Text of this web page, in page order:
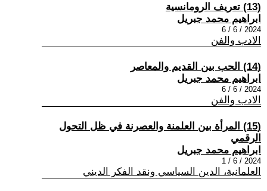
(13) تعريف الرومانسية
ابراهيم محمد جبريل
2024 / 6 / 6
الادب والفن
(14) الحب بين القديم والمعاصر
ابراهيم محمد جبريل
2024 / 6 / 6
الادب والفن
(15) المرأة بين العلمنة والعصرنة في ظل التحول
الرقمي
ابراهيم محمد جبريل
2024 / 6 / 1
العلمانية، الدين السياسي ونقد الفكر الديني